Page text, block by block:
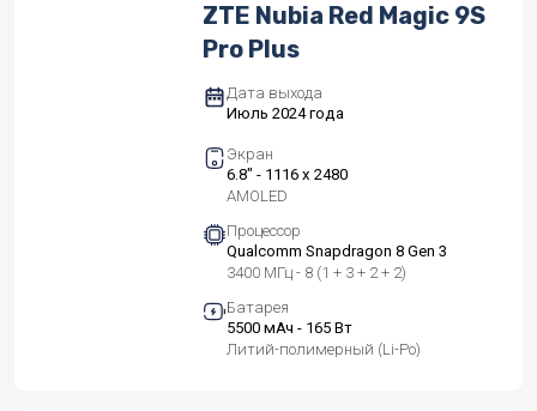
ZTE Nubia Red Magic 9S
Pro Plus
Дата выхода
Июль 2024 года
Экран
6.8" - 1116 x 2480
AMOLED
Процессор
Qualcomm Snapdragon 8 Gen 3
3400 МГц - 8 (1 + 3 + 2 + 2)
Батарея
5500 мАч - 165 Вт
Литий-полимерный (Li-Po)